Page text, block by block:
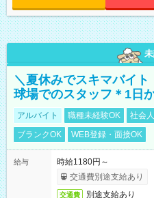
＼夏休みでスキマバイ
球場でのスタッフ＊1日
アルバイト 職種未経験OK 社会
ブランクOK
WEB登録・面接OK
給与
時給1180円～
交通費別途支給あり
交通費 別途支給あり